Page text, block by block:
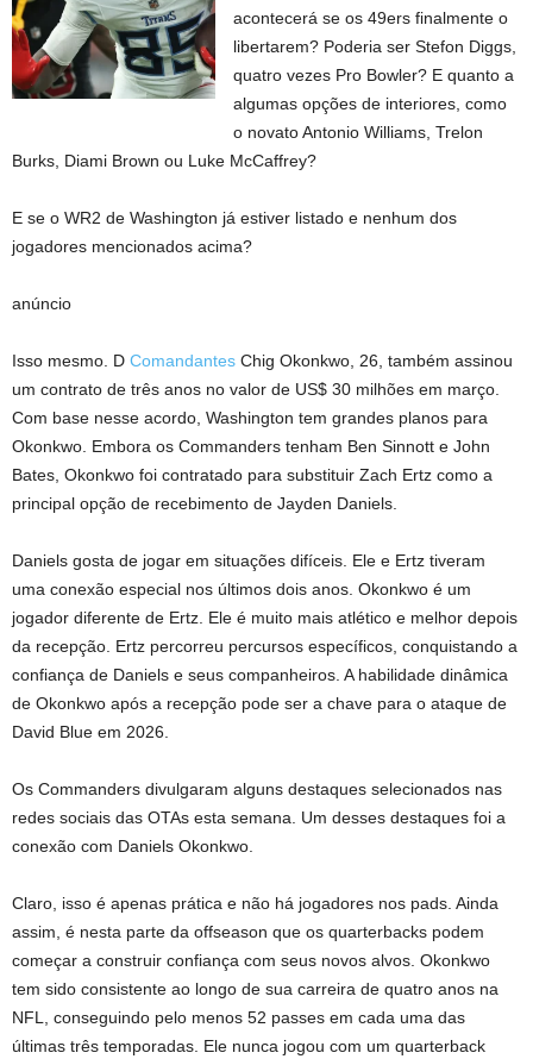
acontecerá se os 49ers finalmente o
libertarem? Poderia ser Stefon Diggs,
quatro vezes Pro Bowler? E quanto a
algumas opções de interiores, como
o novato Antonio Williams, Trelon
Burks, Diami Brown ou Luke McCaffrey?
E se o WR2 de Washington já estiver listado e nenhum dos
jogadores mencionados acima?
anúncio
Isso mesmo. D Comandantes Chig Okonkwo, 26, também assinou
um contrato de três anos no valor de US$ 30 milhões em março.
Com base nesse acordo, Washington tem grandes planos para
Okonkwo. Embora os Commanders tenham Ben Sinnott e John
Bates, Okonkwo foi contratado para substituir Zach Ertz como a
principal opção de recebimento de Jayden Daniels.
Daniels gosta de jogar em situações difíceis. Ele e Ertz tiveram
uma conexão especial nos últimos dois anos. Okonkwo é um
jogador diferente de Ertz. Ele é muito mais atlético e melhor depois
da recepção. Ertz percorreu percursos específicos, conquistando a
confiança de Daniels e seus companheiros. A habilidade dinâmica
de Okonkwo após a recepção pode ser a chave para o ataque de
David Blue em 2026.
Os Commanders divulgaram alguns destaques selecionados nas
redes sociais das OTAs esta semana. Um desses destaques foi a
conexão com Daniels Okonkwo.
Claro, isso é apenas prática e não há jogadores nos pads. Ainda
assim, é nesta parte da offseason que os quarterbacks podem
começar a construir confiança com seus novos alvos. Okonkwo
tem sido consistente ao longo de sua carreira de quatro anos na
NFL, conseguindo pelo menos 52 passes em cada uma das
últimas três temporadas. Ele nunca jogou com um quarterback